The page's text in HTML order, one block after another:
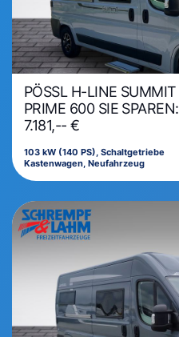
PÖSSL H-LINE SUMMIT
PRIME 600 SIE SPAREN:
7.181,-- €
103 kW (140 PS), Schaltgetriebe
Kastenwagen, Neufahrzeug